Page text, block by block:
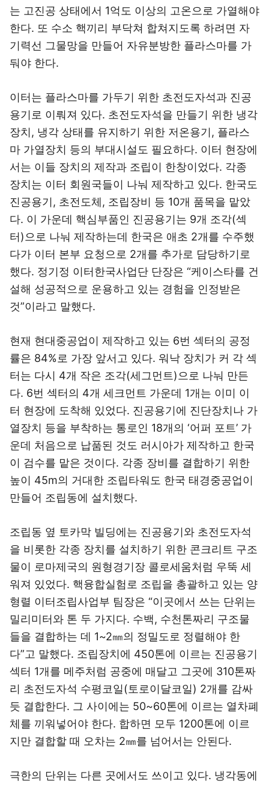
는 고진공 상태에서 1억도 이상의 고온으로 가열해야
한다. 또 수소 핵끼리 부닥쳐 합쳐지도록 하려면 자
기력선 그물망을 만들어 자유분방한 플라스마를 가
둬야 한다.
이터는 플라스마를 가두기 위한 초전도자석과 진공
용기로 이뤄져 있다. 초전도자석을 만들기 위한 냉각
장치, 냉각 상태를 유지하기 위한 저온용기, 플라스
마 가열장치 등의 부대시설도 필요하다. 이터 현장에
서는 이들 장치의 제작과 조립이 한창이었다. 각종
장치는 이터 회원국들이 나눠 제작하고 있다. 한국도
진공용기, 초전도체, 조립장비 등 10개 품목을 맡았
다. 이 가운데 핵심부품인 진공용기는 9개 조각(섹
터)으로 나눠 제작하는데 한국은 애초 2개를 수주했
다가 이터 본부 요청으로 2개를 추가로 담당하기로
했다. 정기정 이터한국사업단 단장은 “케이스타를 건
설해 성공적으로 운용하고 있는 경험을 인정받은
것”이라고 말했다.
현재 현대중공업이 제작하고 있는 6번 섹터의 공정
률은 84%로 가장 앞서고 있다. 워낙 장치가 커 각 섹
터는 다시 4개 작은 조각(세그먼트)으로 나눠 만든
다. 6번 섹터의 4개 세크먼트 가운데 1개는 이미 이
터 현장에 도착해 있었다. 진공용기에 진단장치나 가
열장치 등을 부착하는 통로인 18개의 ‘어퍼 포트’ 가
운데 처음으로 납품된 것도 러시아가 제작하고 한국
이 검수를 맡은 것이다. 각종 장비를 결합하기 위한
높이 45m의 거대한 조립타워도 한국 태경중공업이
만들어 조립동에 설치했다.
조립동 옆 토카막 빌딩에는 진공용기와 초전도자석
을 비롯한 각종 장치를 설치하기 위한 콘크리트 구조
물이 로마제국의 원형경기장 콜로세움처럼 우뚝 세
워져 있었다. 핵융합실험로 조립을 총괄하고 있는 양
형렬 이터조립사업부 팀장은 “이곳에서 쓰는 단위는
밀리미터와 톤 두 가지다. 수백, 수천톤짜리 구조물
들을 결합하는 데 1~2㎜의 정밀도로 정렬해야 한
다”고 말했다. 조립장치에 450톤에 이르는 진공용기
섹터 1개를 메주처럼 공중에 매달고 그곳에 310톤짜
리 초전도자석 수평코일(토로이달코일) 2개를 감싸
듯 결합한다. 그 사이에는 50~60톤에 이르는 열차폐
체를 끼워넣어야 한다. 합하면 모두 1200톤에 이르
지만 결합할 때 오차는 2㎜를 넘어서는 안된다.
극한의 단위는 다른 곳에서도 쓰이고 있다. 냉각동에